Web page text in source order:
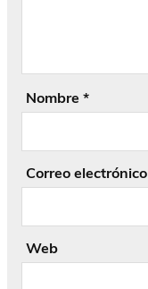
Nombre *
Correo electrónico
Web